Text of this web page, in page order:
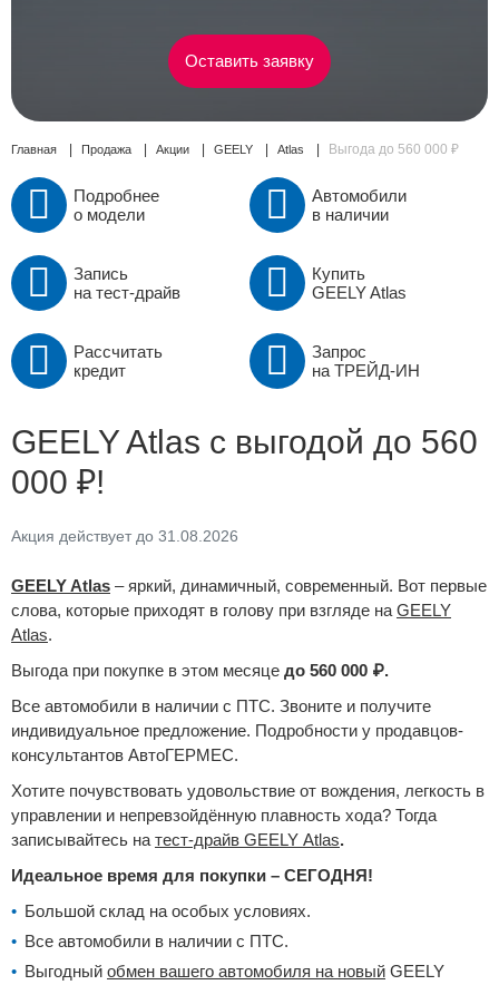
Оставить заявку
Главная Продажа Акции GEELY Atlas Выгода до 560 000 ₽
Подробнее
о модели
Автомобили
в наличии
Запись
на тест-драйв
Купить
GEELY Atlas
Рассчитать
кредит
Запрос
на ТРЕЙД-ИН
GEELY Atlas с выгодой до 560
000 ₽!
Акция действует до 31.08.2026
GEELY Atlas – яркий, динамичный, современный. Вот первые
слова, которые приходят в голову при взгляде наGEELY
Atlas.
Выгода при покупке в этом месяце до 560 000 ₽.
Все автомобили в наличии с ПТС. Звоните и получите
индивидуальное предложение. Подробности у продавцов-
консультантов АвтоГЕРМЕС.
Хотите почувствовать удовольствие от вождения, легкость в
управлении и непревзойдённую плавность хода? Тогда
записывайтесь натест-драйв GEELY Atlas.
Идеальное время для покупки – СЕГОДНЯ!
Большой склад на особых условиях.
Все автомобили в наличии с ПТС.
Выгодный обмен вашего автомобиля на новый GEELY